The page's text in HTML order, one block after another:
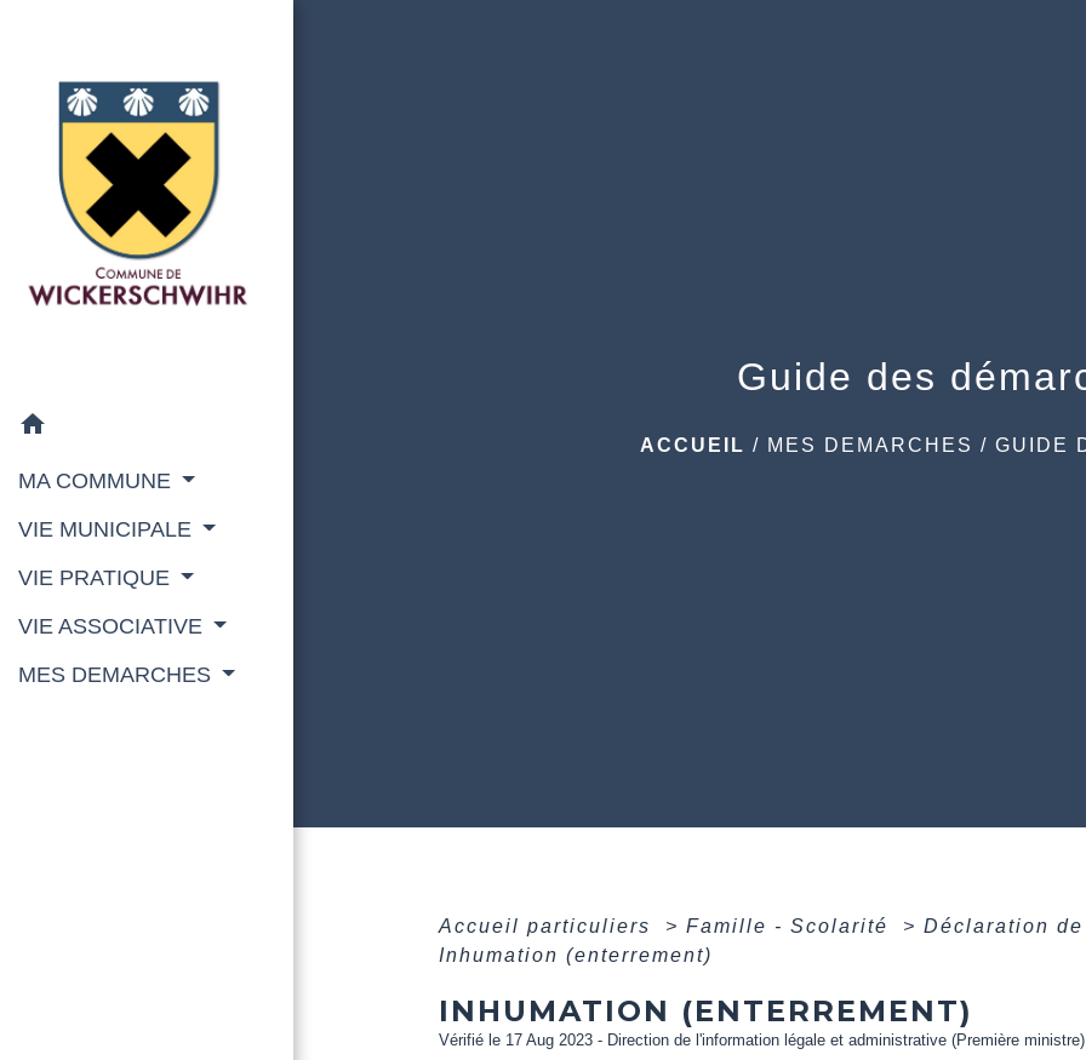
home
MA COMMUNE
VIE MUNICIPALE
VIE PRATIQUE
VIE ASSOCIATIVE
MES DEMARCHES
Guide des
ACCUEIL / MES DEMARCHES /GUIDE
Accueil particuliers > Famille - Scolarité > Déclaration
Inhumation (enterrement)
INHUMATION (ENTERREMENT)
Vérifié le 17 Aug 2023 - Direction de l'information légale et administrative (Première ministre)